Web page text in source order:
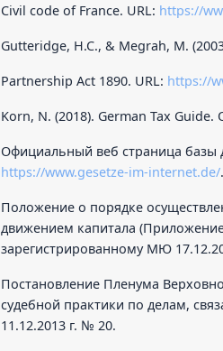
Civil code of France. URL: https://
Gutteridge, H.C., & Megrah, M.
Partnership Act 1890. URL: https://
Korn, N. (2018). German Tax
Официальный веб страница базы
https://www.gesetze-im-internet.de/.
Положение о порядке
движением капитала
зарегистрированному МЮ
Постановление Пленума
судебной практики по делам,
11.12.2013 г. № 20.